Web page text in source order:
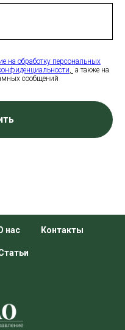
на обработку персональных
, а также на
сообщений
нас Контакты